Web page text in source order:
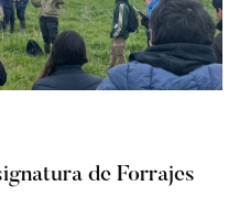
de Forrajes